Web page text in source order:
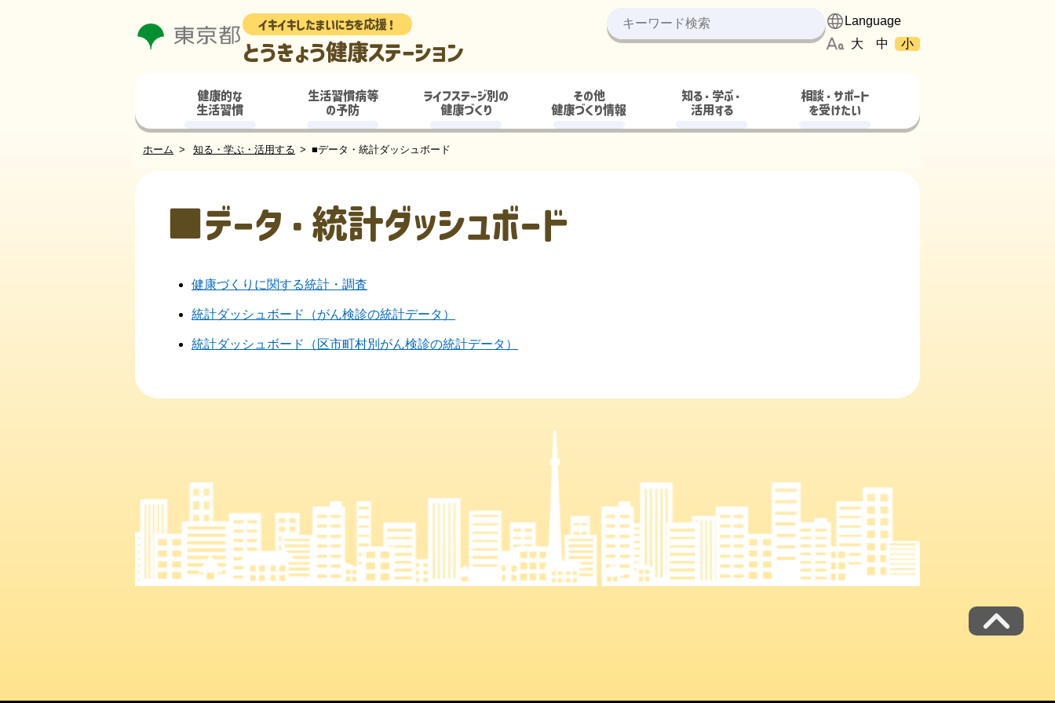
イキイキしたまいにちを応援！
とうきょう健康ステーション 大 中 小
健康的な
生活習慣
生活習慣病等
の予防
ライフステージ別の
健康づくり
その他
健康づくり情報
知る・学ぶ・
活用する
相談・サポート
を受けたい
ホーム 知る・学ぶ・活用する ■データ・統計ダッシュボード
■データ・統計ダッシュボード
健康づくりに関する統計・調査
統計ダッシュボード（がん検診の統計データ）
統計ダッシュボード（区市町村別がん検診の統計データ）